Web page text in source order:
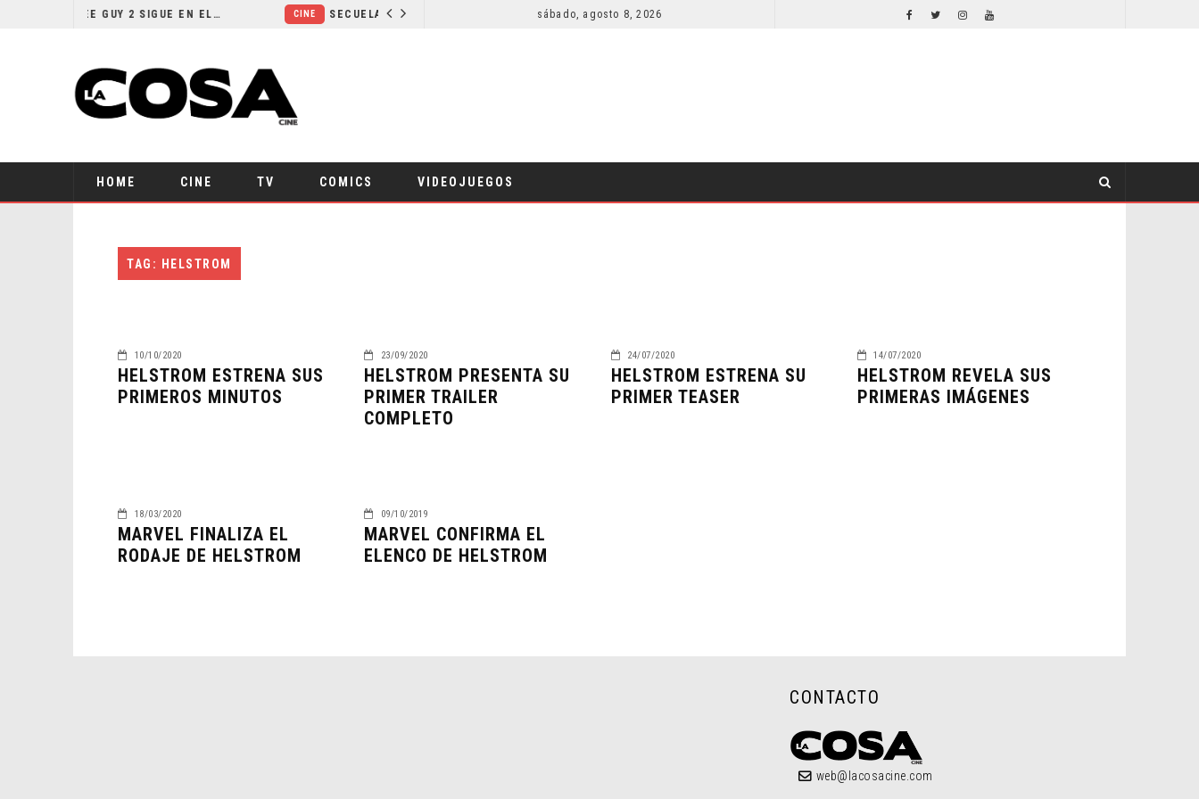
¿POR QUÉ FREE GUY 2 SIGUE EN EL LIMBO? CINE
sábado, agosto 8, 2026
HOME CINE TV COMICS VIDEOJUEGOS
TAG: HELSTROM
10/10/2020
HELSTROM ESTRENA SUS
PRIMEROS MINUTOS
23/09/2020
HELSTROM PRESENTA SU
PRIMER TRAILER
COMPLETO
24/07/2020
HELSTROM ESTRENA SU
PRIMER TEASER
14/07/2020
HELSTROM REVELA SUS
PRIMERAS IMÁGENES
18/03/2020
MARVEL FINALIZA EL
RODAJE DE HELSTROM
09/10/2019
MARVEL CONFIRMA EL
ELENCO DE HELSTROM
CONTACTO
web@lacosacine.com